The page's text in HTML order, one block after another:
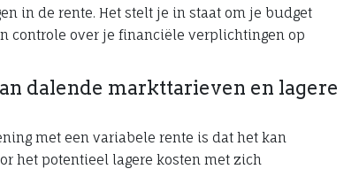
in de rente. Het stelt je in staat om je budget
controle over je financiële verplichtingen op
dalende markttarieven en lagere
met een variabele rente is dat het kan
het potentieel lagere kosten met zich